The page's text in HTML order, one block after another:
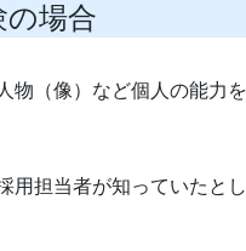
場合
物（像）など個人の能力を
用担当者が知っていたとし